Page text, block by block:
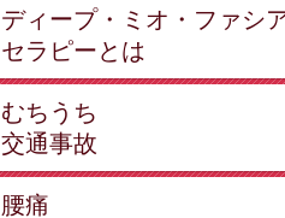
ディープ・ミオ・ファシ
セラピーとは
むちうち
交通事故
腰痛